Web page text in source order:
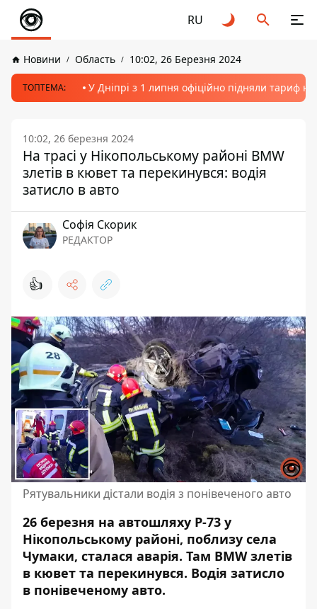
RU
Новини Область 10:02, 26 Березня 2024
ТОПТЕМА: У Дніпрі з 1 липня офіційно підняли тариф
10:02, 26 березня 2024
На трасі у Нікопольському районі BMW
злетів в кювет та перекинувся: водія
затисло в авто
Софія Скорик
РЕДАКТОР
👍
Рятувальники дістали водія з понівеченого авто
26 березня на автошляху Р-73 у
Нікопольському районі, поблизу села
Чумаки, сталася аварія. Там BMW злетів
в кювет та перекинувся. Водія затисло
в понівеченому авто.